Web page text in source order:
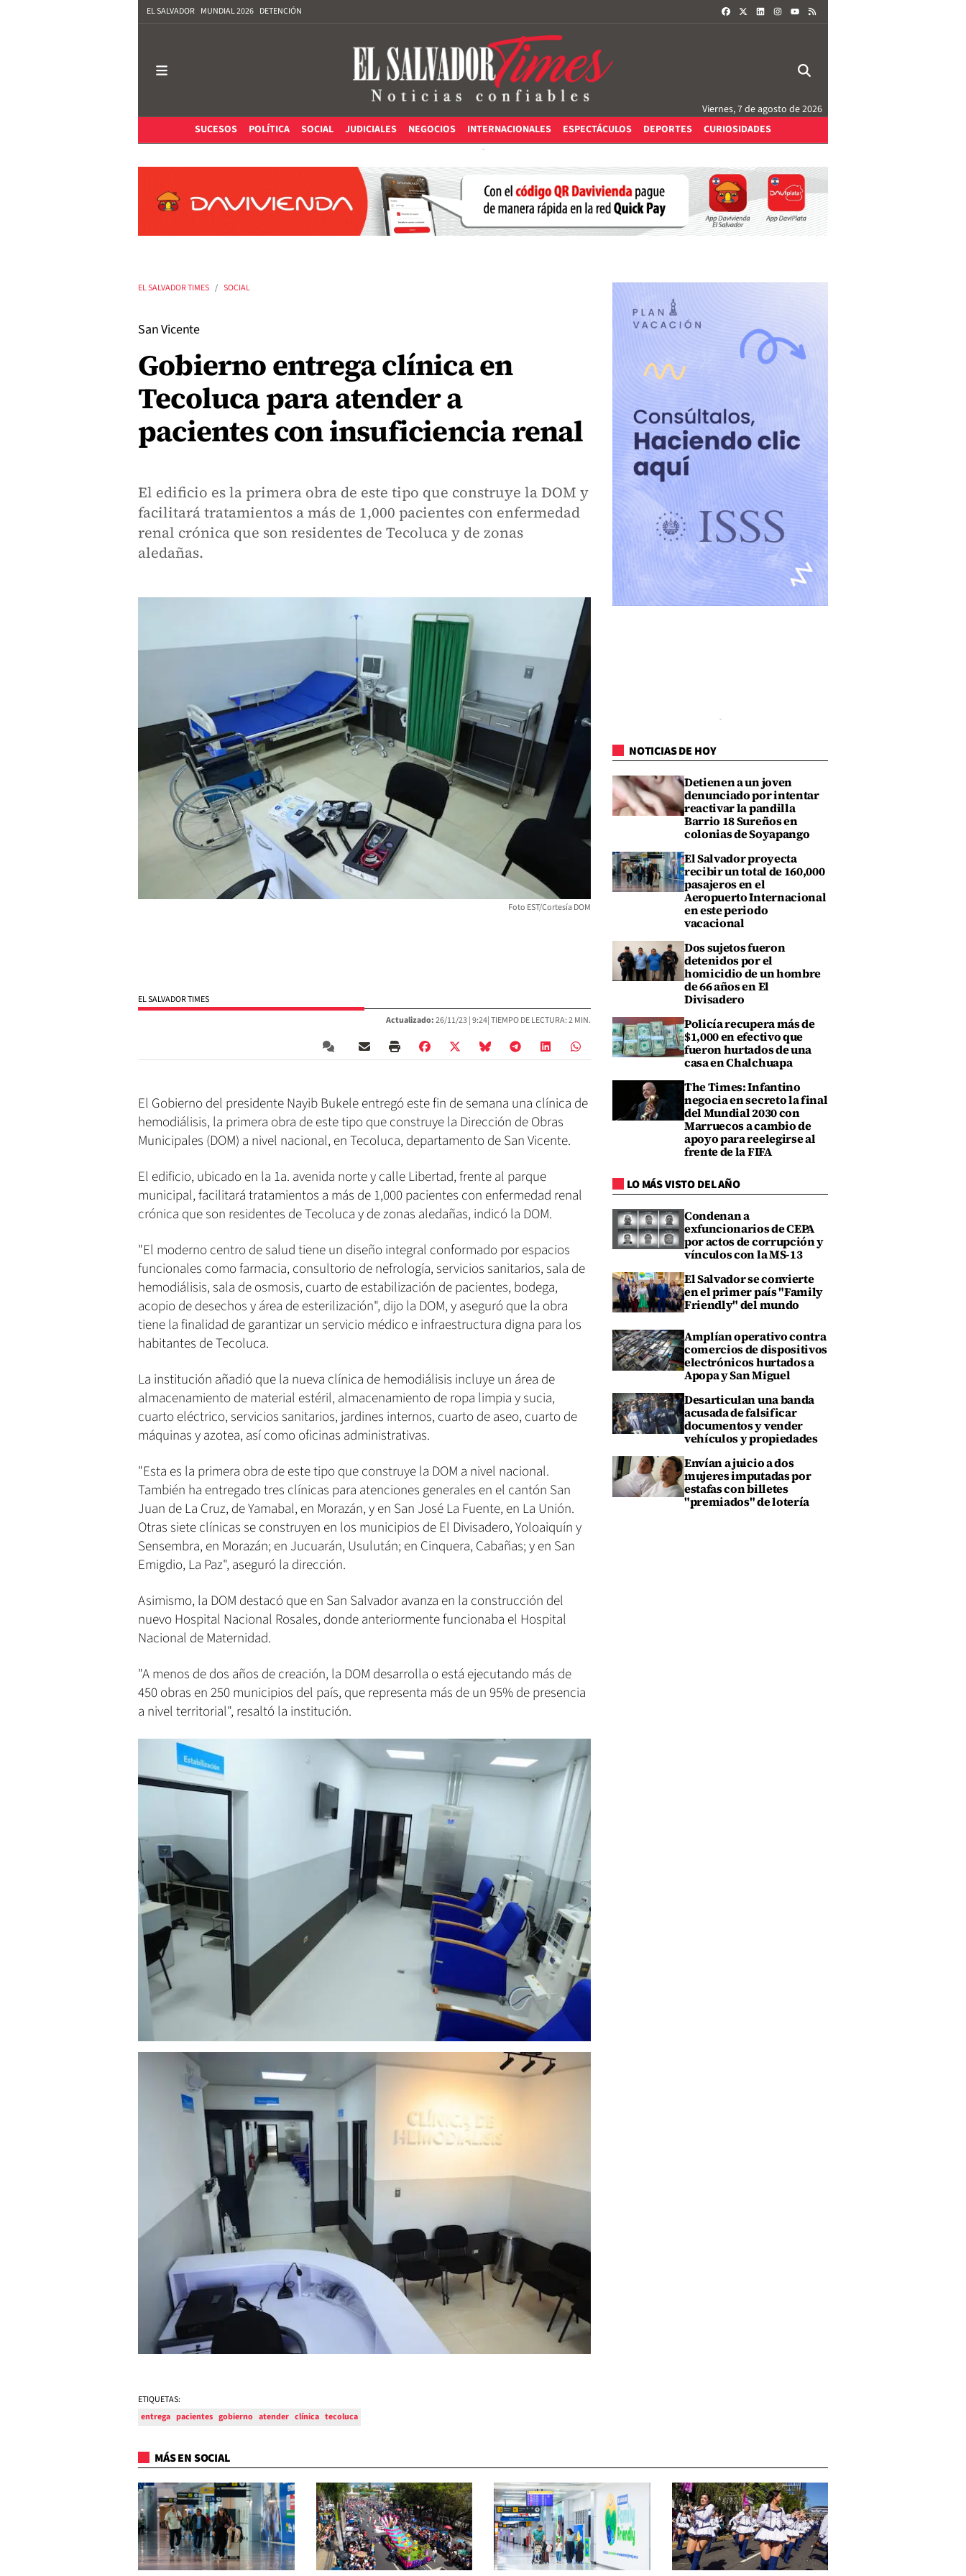
EL SALVADOR MUNDIAL 2026 DETENCIÓN FACEBOOKLINKEDININSTAGRAM
Viernes, 7 de agosto de 2026
SUCESOS
POLÍTICA SOCIAL JUDICIALES NEGOCIOS INTERNACIONALES ESPECTÁCULOS DEPORTES CURIOSIDADES
EL SALVADOR TIMES SOCIAL
San Vicente
Gobierno entrega clínica en
Tecoluca para atender a
pacientes con insuficiencia renal
El edificio es la primera obra de este tipo que construye la DOM y
facilitará tratamientos a más de 1,000 pacientes con enfermedad
renal crónica que son residentes de Tecoluca y de zonas
aledañas.
Foto EST/Cortesía DOM
EL SALVADOR TIMES
Actualizado:26/11/23 |9:24| TIEMPO DE LECTURA: 2 MIN.
El Gobierno del presidente Nayib Bukele entregó este fin de semana una clínica de
hemodiálisis, la primera obra de este tipo que construye la Dirección de Obras
Municipales (DOM) a nivel nacional, en Tecoluca, departamento de San Vicente.
El edificio, ubicado en la 1a. avenida norte y calle Libertad, frente al parque
municipal, facilitará tratamientos a más de 1,000 pacientes con enfermedad renal
crónica que son residentes de Tecoluca y de zonas aledañas, indicó la DOM.
"El moderno centro de salud tiene un diseño integral conformado por espacios
funcionales como farmacia, consultorio de nefrología, servicios sanitarios, sala de
hemodiálisis, sala de osmosis, cuarto de estabilización de pacientes, bodega,
acopio de desechos y área de esterilización", dijo la DOM, y aseguró que la obra
tiene la finalidad de garantizar un servicio médico e infraestructura digna para los
habitantes de Tecoluca.
La institución añadió que la nueva clínica de hemodiálisis incluye un área de
almacenamiento de material estéril, almacenamiento de ropa limpia y sucia,
cuarto eléctrico, servicios sanitarios, jardines internos, cuarto de aseo, cuarto de
máquinas y azotea, así como oficinas administrativas.
"Esta es la primera obra de este tipo que construye la DOM a nivel nacional.
También ha entregado tres clínicas para atenciones generales en el cantón San
Juan de La Cruz, de Yamabal, en Morazán, y en San José La Fuente, en La Unión.
Otras siete clínicas se construyen en los municipios de El Divisadero, Yoloaiquín y
Sensembra, en Morazán; en Jucuarán, Usulután; en Cinquera, Cabañas; y en San
Emigdio, La Paz", aseguró la dirección.
Asimismo, la DOM destacó que en San Salvador avanza en la construcción del
nuevo Hospital Nacional Rosales, donde anteriormente funcionaba el Hospital
Nacional de Maternidad.
"A menos de dos años de creación, la DOM desarrolla o está ejecutando más de
450 obras en 250 municipios del país, que representa más de un 95% de presencia
a nivel territorial", resaltó la institución.
ETIQUETAS:
entrega pacientes gobierno atender clínica tecoluca
NOTICIAS DE HOY
Detienen a un joven
denunciado por intentar
reactivar la pandilla
Barrio 18 Sureños en
colonias de Soyapango
El Salvador proyecta
recibir un total de 160,000
pasajeros en el
Aeropuerto Internacional
en este periodo
vacacional
Dos sujetos fueron
detenidos por el
homicidio de un hombre
de 66 años en El
Divisadero
Policía recupera más de
$1,000 en efectivo que
fueron hurtados de una
casa en Chalchuapa
The Times: Infantino
negocia en secreto la final
del Mundial 2030 con
Marruecos a cambio de
apoyo para reelegirse al
frente de la FIFA
LO MÁS VISTO DEL AÑO
Condenan a
exfuncionarios de CEPA
por actos de corrupción y
vínculos con la MS-13
El Salvador se convierte
en el primer país "Family
Friendly" del mundo
Amplían operativo contra
comercios de dispositivos
electrónicos hurtados a
Apopa y San Miguel
Desarticulan una banda
acusada de falsificar
documentos y vender
vehículos y propiedades
Envían a juicio a dos
mujeres imputadas por
estafas con billetes
"premiados" de lotería
MÁS EN SOCIAL